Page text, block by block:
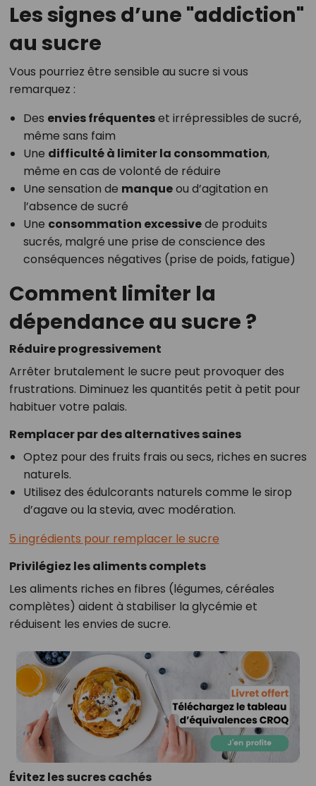
Les signes d’une "addiction"
au sucre
Vous pourriez être sensible au sucre si vous
remarquez :
Des envies fréquenteset irrépressibles de sucré,
même sans faim
Une difficulté à limiter la consommation,
même en cas de volonté de réduire
Une sensation de manqueou d’agitation en
l’absence de sucré
Une consommation excessivede produits
sucrés, malgré une prise de conscience des
conséquences négatives (prise de poids, fatigue)
Comment limiter la
dépendance au sucre ?
Réduire progressivement
Arrêter brutalement le sucre peut provoquer des
frustrations. Diminuez les quantités petit à petit pour
habituer votre palais.
Remplacer par des alternatives saines
Optez pour des fruits frais ou secs, riches en sucres
naturels.
Utilisez des édulcorants naturels comme le sirop
d’agave ou la stevia, avec modération.
5 ingrédients pour remplacer le sucre
Privilégiez les aliments complets
Les aliments riches en fibres (légumes, céréales
complètes) aident à stabiliser la glycémie et
réduisent les envies de sucre.
Évitez les sucres cachés